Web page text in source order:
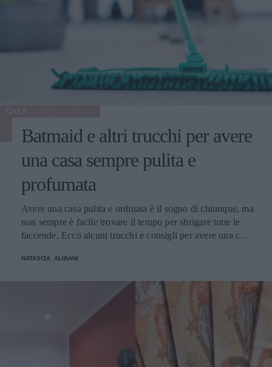
Batmaid e altri trucchi per avere
una casa sempre pulita e
profumata
Avere una casa pulita e ordinata è il sogno di chiunque, ma
non sempre è facile trovare il tempo per sbrigare tutte le
faccende. Ecco alcuni trucchi e consigli per avere una casa
NATASCIA_ALIBANI